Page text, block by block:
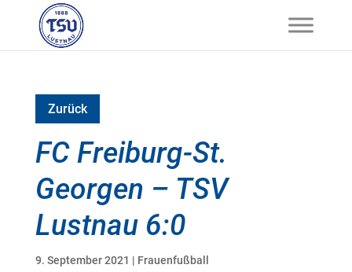
Zurück
FC Freiburg-St.
Georgen – TSV
Lustnau 6:0
9. September 2021 | Frauenfußball